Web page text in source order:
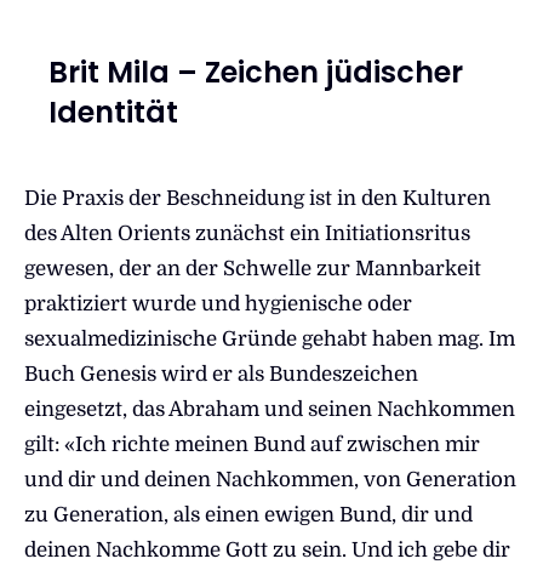
Brit Mila – Zeichen jüdischer
Identität
Die Praxis der Beschneidung ist in den Kulturen
des Alten Orients zunächst ein Initiationsritus
gewesen, der an der Schwelle zur Mannbarkeit
praktiziert wurde und hygienische oder
sexualmedizinische Gründe gehabt haben mag. Im
Buch Genesis wird er als Bundeszeichen
eingesetzt, das Abraham und seinen Nachkommen
gilt: «Ich richte meinen Bund auf zwischen mir
und dir und deinen Nachkommen, von Generation
zu Generation, als einen ewigen Bund, dir und
deinen Nachkomme Gott zu sein. Und ich gebe dir